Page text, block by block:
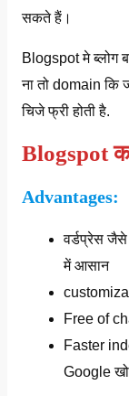
सकते हैं।
Blogspot मे ब्लोग
ना तो domain कि
चिजे फ्री होती है.
Blogspot
Advantages:
वर्डप्रेस जैसे
में आसान
Free of
Faster
Google